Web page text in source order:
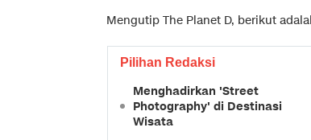
Mengutip The Planet D, berikut
Pilihan Redaksi
Menghadirkan 'Street
Photography' di Destinasi
Wisata